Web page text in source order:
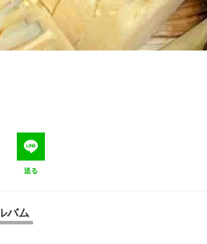
送る
バム